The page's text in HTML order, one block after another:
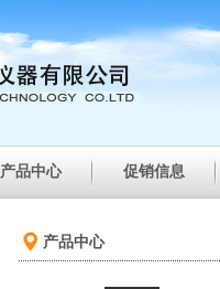
产品中心 促销信息
产品中心